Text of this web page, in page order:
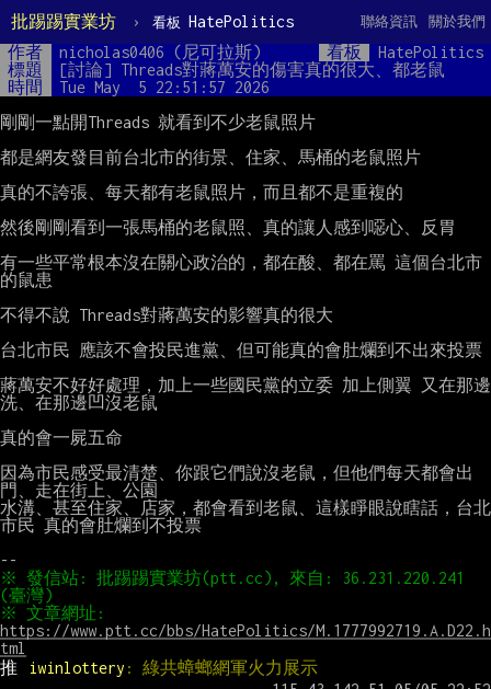
批踢踢實業坊 › 看板 HatePolitics 關於我們
聯絡資訊
作者 nicholas0406 (尼可拉斯) 看板
HatePolitics
標題
[討論] Threads對蔣萬安的傷害真的很大、都老鼠
時間
Tue May  5 22:51:57 2026
剛剛一點開Threads 就看到不少老鼠照片
都是網友發目前台北市的街景、住家、馬桶的老鼠照片
真的不誇張、每天都有老鼠照片，而且都不是重複的
然後剛剛看到一張馬桶的老鼠照、真的讓人感到噁心、反胃
有一些平常根本沒在關心政治的，都在酸、都在罵 這個台北市
的鼠患
不得不說 Threads對蔣萬安的影響真的很大
台北市民 應該不會投民進黨、但可能真的會肚爛到不出來投票
蔣萬安不好好處理，加上一些國民黨的立委 加上側翼 又在那邊
洗、在那邊凹沒老鼠
真的會一屍五命
因為市民感受最清楚、你跟它們說沒老鼠，但他們每天都會出
門、走在街上、公園
水溝、甚至住家、店家，都會看到老鼠、這樣睜眼說瞎話，台北
市民 真的會肚爛到不投票
※ 發信站: 批踢踢實業坊(ptt.cc), 來自: 36.231.220.241
https://www.ptt.cc/bbs/HatePolitics/M.1777992719.A.D22.h
tml
推
iwinlottery : 綠共蟑螂網軍火力展示